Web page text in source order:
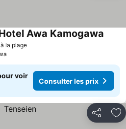
la plageConsulter les prix
Awa Kamogawa
voir
Consulter les prix
Partager